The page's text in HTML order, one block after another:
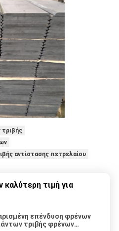
αντίστασης πετρελαίου
τιμή για
επένδυση φρένων
τριβής φρένων